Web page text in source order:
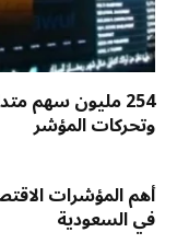
254 مليون سهم
وتحركات المؤشر
أهم المؤشرات
في السعودية